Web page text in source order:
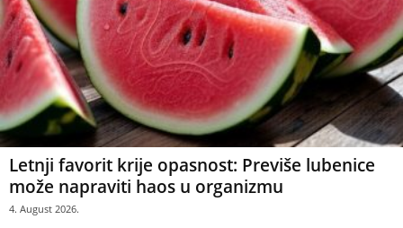
Letnji favorit krije opasnost: Previše lubenice
može napraviti haos u organizmu
4. August 2026.